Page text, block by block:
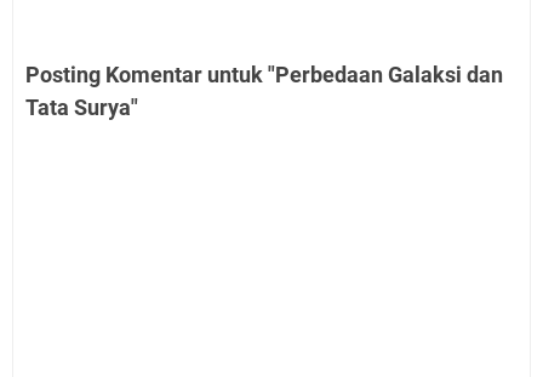
Posting Komentar untuk "Perbedaan Galaksi dan
Tata Surya"